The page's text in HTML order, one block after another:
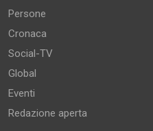
Persone
Cronaca
Social-TV
Global
Eventi
Redazione aperta